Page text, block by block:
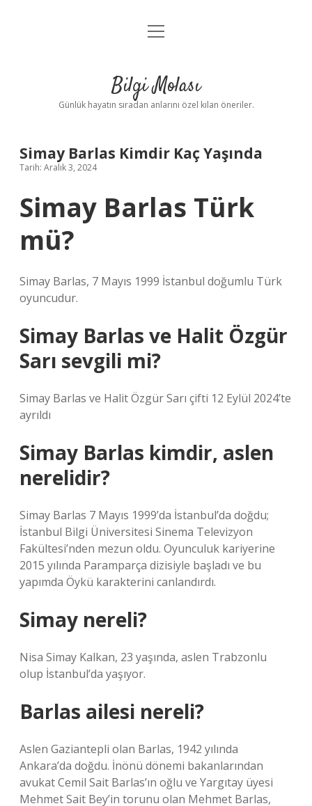
Anasayfa
Yasal Uyarı
menüyü
Bilgi Molası
Günlük hayatın sıradan anlarını özel kılan öneriler.
Simay Barlas Kimdir Kaç Yaşında
Tarih: Aralık 3, 2024
Simay Barlas Türk
mü?
Simay Barlas, 7 Mayıs 1999 İstanbul doğumlu Türk
oyuncudur.
Simay Barlas ve Halit Özgür
Sarı sevgili mi?
Simay Barlas ve Halit Özgür Sarı çifti 12 Eylül 2024’te
ayrıldı
Simay Barlas kimdir, aslen
nerelidir?
Simay Barlas 7 Mayıs 1999’da İstanbul’da doğdu;
İstanbul Bilgi Üniversitesi Sinema Televizyon
Fakültesi’nden mezun oldu. Oyunculuk kariyerine
2015 yılında Paramparça dizisiyle başladı ve bu
yapımda Öykü karakterini canlandırdı.
Simay nereli?
Nisa Simay Kalkan, 23 yaşında, aslen Trabzonlu
olup İstanbul’da yaşıyor.
Barlas ailesi nereli?
Aslen Gaziantepli olan Barlas, 1942 yılında
Ankara’da doğdu. İnönü dönemi bakanlarından
avukat Cemil Sait Barlas’ın oğlu ve Yargıtay üyesi
Mehmet Sait Bey’in torunu olan Mehmet Barlas,